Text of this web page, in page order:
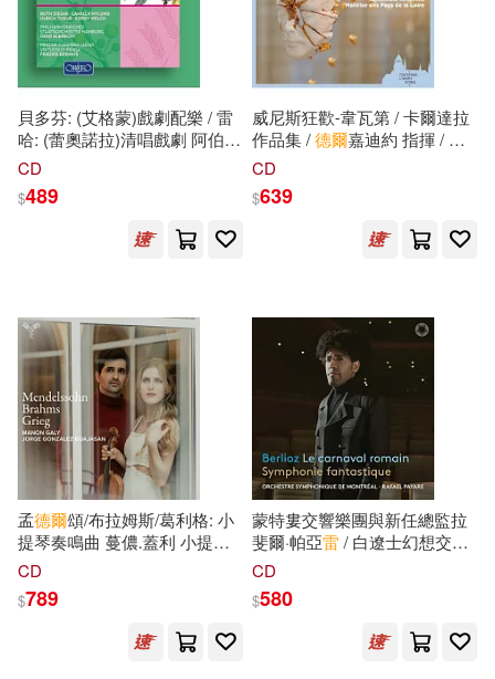
黃民興(1) 黒星紅白/插畫(1)
（德）保爾·海澤(1)
（德）克里斯托弗·古德(1)
（德）安德里亞斯·多布雷特(1)
（法）埃費(1)
（法）巴爾扎克(1)
（法）皮埃爾·馬舍雷(1)
（法）莫里斯·布朗肖(1)
TACET(1)
Wiener Symphoniker(1)
アシェット・コレクションズ・ジ
上海三聯書店(1)
上海外語教育出版社(1)
上海文藝出版社(1)
上海譯文出版社(1)
上海音樂出版社(1)
世界圖書出版公司北京公司(1)
中國人民解放軍出版社(1)
Orchestra / Moscow
Symphony Orchestra (2CD))
貝多芬: (艾格蒙)戲劇配樂 / 雷
哈: (蕾奧諾拉)清唱戲劇 阿伯瑞
許特 & 弗利德‧貝爾紐
Op. 84 & Antonín Reicha:
Lenore / Frieder Bernius, Gerd
CD
$489
威尼斯狂歡-韋瓦第 / 卡爾達拉
作品集 /德爾嘉迪約 指揮 / 瑪
雷利斯合奏團(Jubilation
Amarillis)
CD
$639
孟德爾頌/布拉姆斯/葛利格: 小
提琴奏鳴曲 蔓儂.蓋利 小提琴
豪爾赫.岡薩雷斯.布賈桑 鋼琴
Brahms / Grieg: Violin
CD
$789
蒙特婁交響樂團與新任總監拉
斐爾·帕亞雷/ 白遼士幻想交響
曲(Rafael Payare / Berlioz:
CD
$580